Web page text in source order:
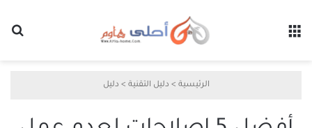
الرئيسية > دليل التقنية > دليل